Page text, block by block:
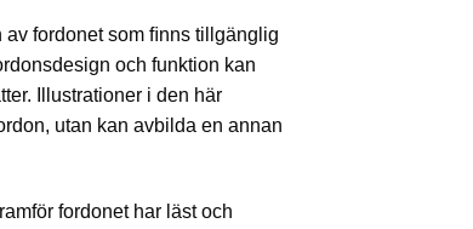
fordonet som ﬁnns tillgänglig
och funktion kan
Illustrationer i den här
utan kan avbilda en annan
fordonet har läst och